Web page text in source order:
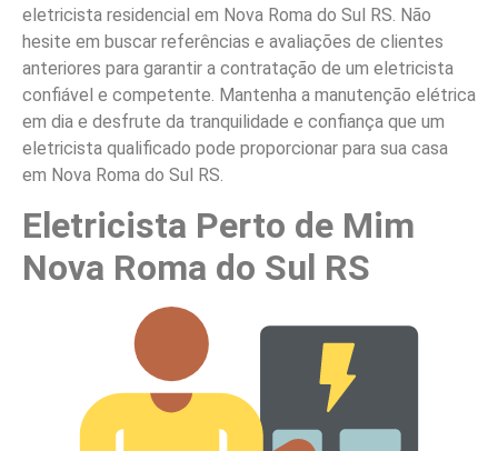
eletricista residencial em Nova Roma do Sul RS. Não
hesite em buscar referências e avaliações de clientes
anteriores para garantir a contratação de um eletricista
confiável e competente. Mantenha a manutenção elétrica
em dia e desfrute da tranquilidade e confiança que um
eletricista qualificado pode proporcionar para sua casa
em Nova Roma do Sul RS.
Eletricista Perto de Mim
Nova Roma do Sul RS